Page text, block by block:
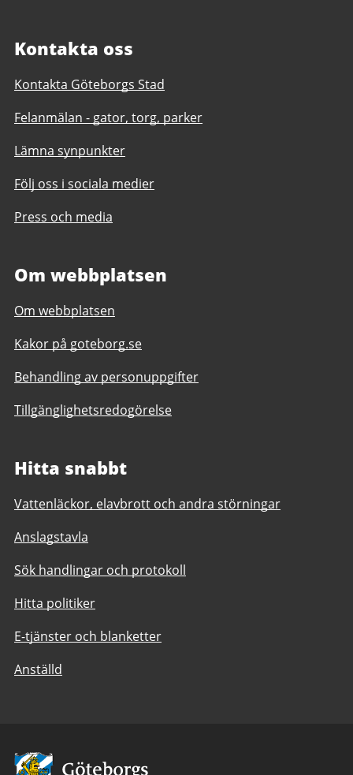
Kontakta oss
Kontakta Göteborgs Stad
Felanmälan - gator, torg, parker
Lämna synpunkter
Följ oss i sociala medier
Press och media
Om webbplatsen
Om webbplatsen
Kakor på goteborg.se
Behandling av personuppgifter
Tillgänglighetsredogörelse
Hitta snabbt
Vattenläckor, elavbrott och andra störningar
Anslagstavla
Sök handlingar och protokoll
Hitta politiker
E-tjänster och blanketter
Anställd
Avsändare: